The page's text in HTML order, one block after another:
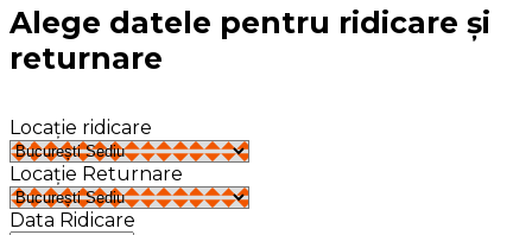
Alege datele pentru ridicare și
returnare
Locație ridicare
Locație Returnare
Data Ridicare